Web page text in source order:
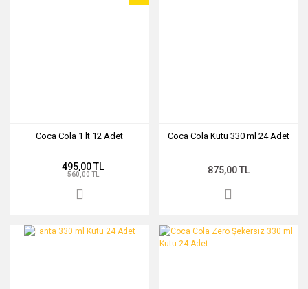
Coca Cola 1 lt 12 Adet
495,00 TL
560,00 TL
Coca Cola Kutu 330 ml 24 Adet
875,00 TL